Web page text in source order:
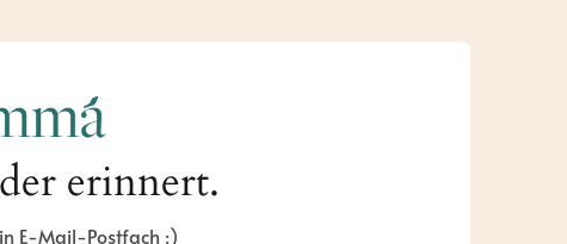
erinnert.
E-Mail-Postfach :)